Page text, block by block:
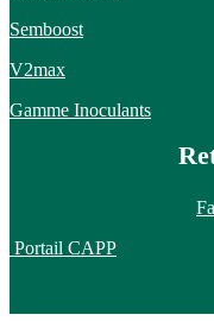
Semboost
V2max
Gamme Inoculants
Portail CAPP